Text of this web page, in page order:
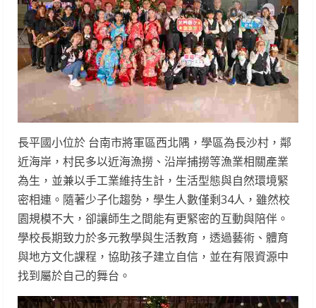
長平國小位於 台南市將軍區西北隅，學區為長沙村，鄰
近海岸，村民多以近海漁撈、沿岸捕撈等漁業相關產業
為生，並兼以手工業維持生計，生活型態與自然環境緊
密相連。隨著少子化趨勢，學生人數僅剩34人，雖然校
園規模不大，卻讓師生之間能有更緊密的互動與陪伴。
學校長期致力於多元教學與生活教育，透過藝術、體育
與地方文化課程，協助孩子建立自信，並在有限資源中
找到屬於自己的舞台。